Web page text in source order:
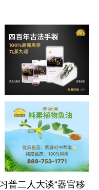
普二人大谈“器官移